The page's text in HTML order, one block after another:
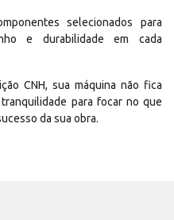
selecionados para
e durabilidade em cada
CNH, sua máquina não fica
para focar no que
da sua obra.